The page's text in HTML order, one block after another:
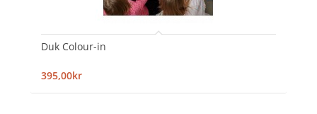
Duk Colour-in
395,00kr